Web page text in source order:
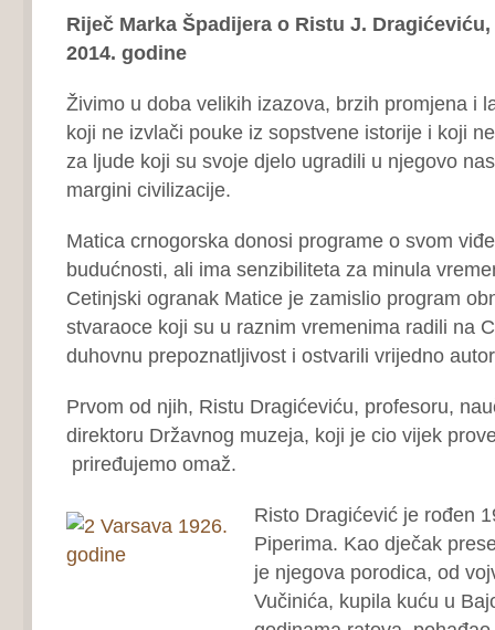
Riječ Marka Špadijera o Ristu J.
2014. godine
Živimo u doba velikih izazova, brzih promjena i
koji ne izvlači pouke iz sopstvene istorije i koji
za ljude koji su svoje djelo ugradili u njegovo
margini civilizacije.
Matica crnogorska donosi programe o svom
budućnosti, ali ima senzibiliteta za minula
Cetinjski ogranak Matice je zamislio program
stvaraoce koji su u raznim vremenima radili na
duhovnu prepoznatljivost i ostvarili vrijedno
Prvom od njih, Ristu Dragićeviću, profesoru,
direktoru Državnog muzeja, koji je cio vijek
priređujemo omaž.
Risto Dragićević je rođen
Piperima. Kao dječak
je njegova porodica, od
Vučinića, kupila kuću u